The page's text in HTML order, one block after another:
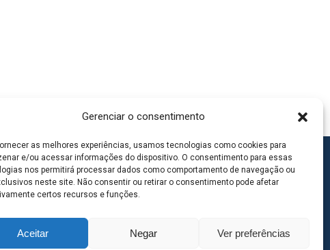
Gerenciar o consentimento
as melhores experiências, usamos tecnologias como cookies para
e/ou acessar informações do dispositivo. O consentimento para essas
nos permitirá processar dados como comportamento de navegação ou
neste site. Não consentir ou retirar o consentimento pode afetar
certos recursos e funções.
Aceitar Negar Ver preferências